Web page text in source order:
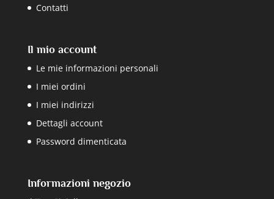
Contatti
Il mio account
Le mie informazioni personali
I miei ordini
I miei indirizzi
Dettagli account
Password dimenticata
Informazioni negozio